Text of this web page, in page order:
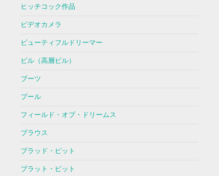
ヒッチコック作品
ビデオカメラ
ビューティフルドリーマー
ビル（高層ビル）
ブーツ
プール
フィールド・オブ・ドリームス
ブラウス
ブラッド・ピット
ブラット・ピット